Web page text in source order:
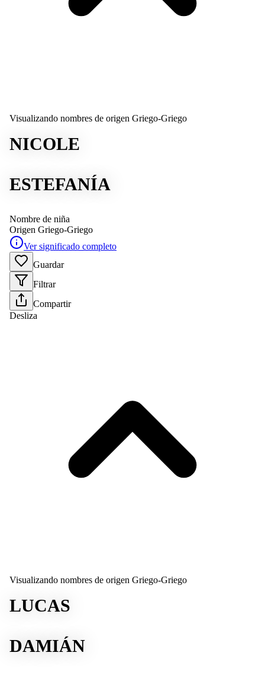
Visualizando nombres de origen Griego-Griego
NICOLE
ESTEFANÍA
Nombre de niña
Origen Griego-Griego
Ver significado completo
Guardar
Filtrar
Compartir
Desliza
Visualizando nombres de origen Griego-Griego
LUCAS
DAMIÁN